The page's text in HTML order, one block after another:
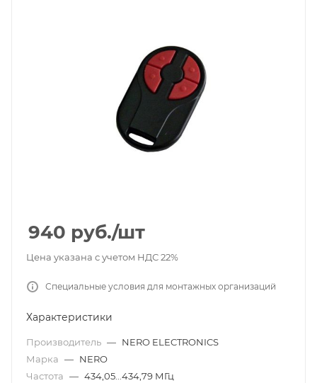
940 руб./шт
Цена указана с учетом НДС 22%
Специальные условия для монтажных организаций
Характеристики
Производитель — NERO ELECTRONICS
Марка — NERO
Частота — 434,05...434,79 МГц